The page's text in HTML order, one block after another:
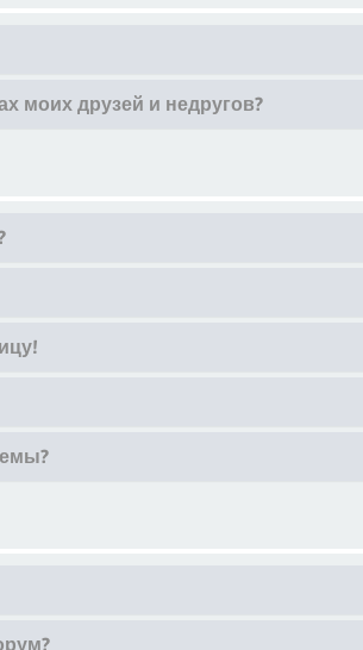
моих друзей и недругов?